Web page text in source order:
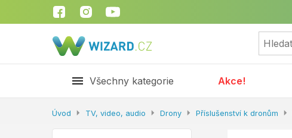
Všechny kategorie Akce!
Úvod TV, video, audio Drony Příslušenství k dronům